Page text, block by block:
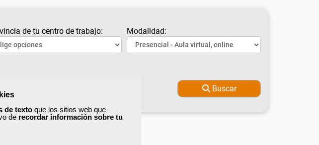
de texto que los sitios web que
de recordar información sobre tu
de tu centro de trabajo: Modalidad:
Buscar